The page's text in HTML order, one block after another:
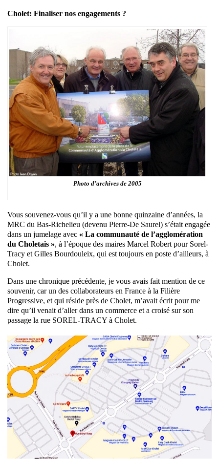
Cholet: Finaliser nos engagements ?
Photo d’archives de 2005
Vous souvenez-vous qu’il y a une bonne quinzaine d’années, la
MRC du Bas-Richelieu (devenu Pierre-De Saurel) s’était engagée
dans un jumelage avec « La communauté de l’agglomération
du Choletais », à l’époque des maires Marcel Robert pour Sorel-
Tracy et Gilles Bourdouleix, qui est toujours en poste d’ailleurs, à
Cholet.
Dans une chronique précédente, je vous avais fait mention de ce
souvenir, car un des collaborateurs en France à la Filière
Progressive, et qui réside près de Cholet, m’avait écrit pour me
dire qu’il venait d’aller dans un commerce et a croisé sur son
passage la rue SOREL-TRACY à Cholet.